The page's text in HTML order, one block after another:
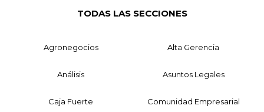
TODAS LAS SECCIONES
Agronegocios Alta Gerencia
Análisis Asuntos Legales
Caja Fuerte Comunidad Empresarial